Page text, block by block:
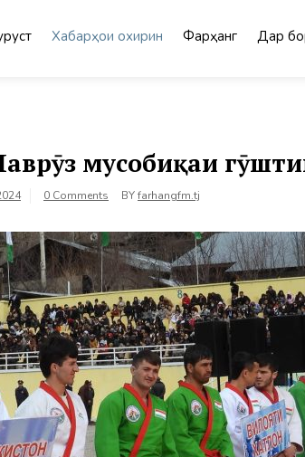
Хабарҳои охирин Фарҳанг Дар
мусобиқаи
0 Comments BYfarhangfm.tj